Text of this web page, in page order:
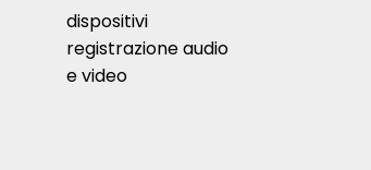
dispositivi
registrazione audio
e video